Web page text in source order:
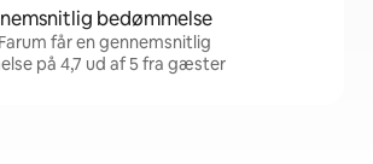
bedømmelse
får en gennemsnitlig
på 4,7 ud af 5 fra gæster